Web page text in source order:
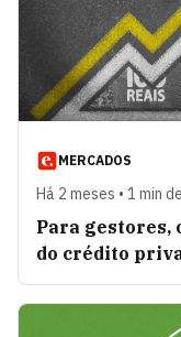
MERCADOS
Há 2 meses • 1 min
Para gestores,
do crédito